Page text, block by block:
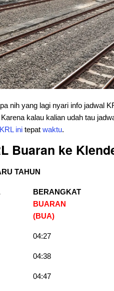
nih yang lagi nyari info jadwal
kalau kalian udah tau
KRL ini tepat waktu.
Buaran ke
TAHUN
BERANGKAT
BUARAN
(BUA)
04:27
04:38
04:47